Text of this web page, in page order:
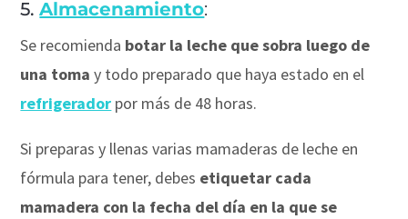
5.Almacenamiento:
Se recomienda botar la leche que sobra luego de
una tomay todo preparado que haya estado en el
refrigerador por más de 48 horas.
Si preparas y llenas varias mamaderas de leche en
fórmula para tener, debes etiquetar cada
mamadera con la fecha del día en la que se